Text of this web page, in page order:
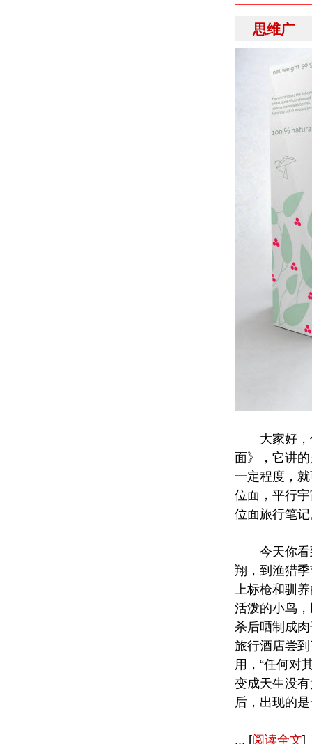
思维广
大家好，你
面》，它讲
一定程度，
位面，平行
位面旅行笔
今天你看到
翔，到渔猎
上标枪和驯
活泼的小鸟
杀后晒制成
旅行酒店尝
用，“任何对
变成天生没
后，出现的
... [阅读全文]